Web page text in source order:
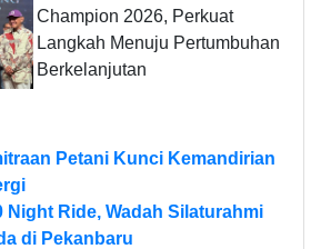
Champion 2026, Perkuat
Langkah Menuju Pertumbuhan
Berkelanjutan
Petani Kunci Kemandirian
Night Ride, Wadah Silaturahmi
di Pekanbaru